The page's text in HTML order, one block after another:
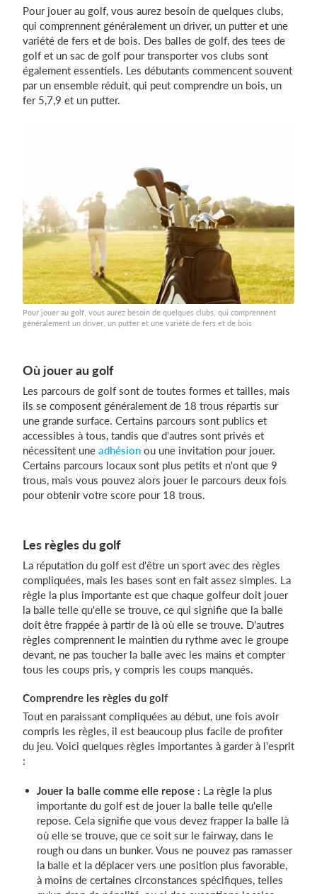
Pour jouer au golf, vous aurez besoin de quelques clubs,
qui comprennent généralement un driver, un putter et une
variété de fers et de bois. Des balles de golf, des tees de
golf et un sac de golf pour transporter vos clubs sont
également essentiels. Les débutants commencent souvent
par un ensemble réduit, qui peut comprendre un bois, un
fer 5,7,9 et un putter.
Pour jouer au golf, vous aurez besoin de quelques clubs, qui comprennent
généralement un driver, un putter et une variété de fers et de bois
Où jouer au golf
Les parcours de golf sont de toutes formes et tailles, mais
ils se composent généralement de 18 trous répartis sur
une grande surface. Certains parcours sont publics et
accessibles à tous, tandis que d'autres sont privés et
nécessitent une adhésion ou une invitation pour jouer.
Certains parcours locaux sont plus petits et n'ont que 9
trous, mais vous pouvez alors jouer le parcours deux fois
pour obtenir votre score pour 18 trous.
Les règles du golf
La réputation du golf est d'être un sport avec des règles
compliquées, mais les bases sont en fait assez simples. La
règle la plus importante est que chaque golfeur doit jouer
la balle telle qu'elle se trouve, ce qui signifie que la balle
doit être frappée à partir de là où elle se trouve. D'autres
règles comprennent le maintien du rythme avec le groupe
devant, ne pas toucher la balle avec les mains et compter
tous les coups pris, y compris les coups manqués.
Comprendre les règles du golf
Tout en paraissant compliquées au début, une fois avoir
compris les règles, il est beaucoup plus facile de profiter
du jeu. Voici quelques règles importantes à garder à l'esprit
:
Jouer la balle comme elle repose : La règle la plus
importante du golf est de jouer la balle telle qu'elle
repose. Cela signifie que vous devez frapper la balle là
où elle se trouve, que ce soit sur le fairway, dans le
rough ou dans un bunker. Vous ne pouvez pas ramasser
la balle et la déplacer vers une position plus favorable,
à moins de certaines circonstances spécifiques, telles